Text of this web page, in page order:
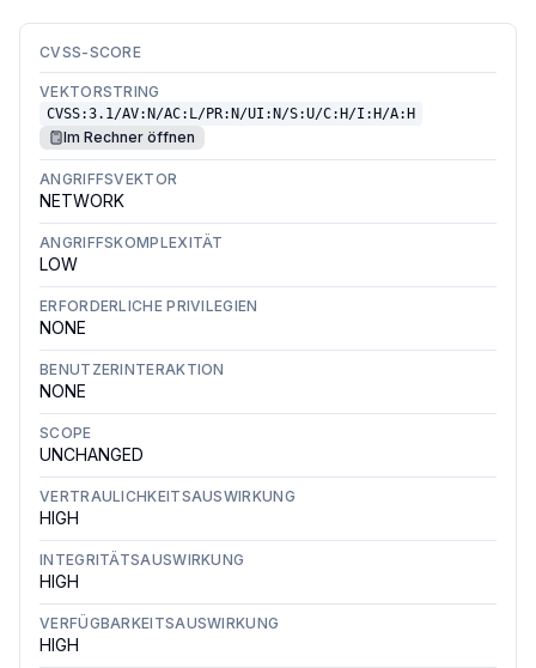
CVSS-SCORE
VEKTORSTRING
CVSS:3.1/AV:N/AC:L/PR:N/UI:N/S:U/C:H/I:H/A:H
Im Rechner öffnen
ANGRIFFSVEKTOR
NETWORK
ANGRIFFSKOMPLEXITÄT
LOW
ERFORDERLICHE PRIVILEGIEN
NONE
BENUTZERINTERAKTION
NONE
SCOPE
UNCHANGED
VERTRAULICHKEITSAUSWIRKUNG
HIGH
INTEGRITÄTSAUSWIRKUNG
HIGH
VERFÜGBARKEITSAUSWIRKUNG
HIGH